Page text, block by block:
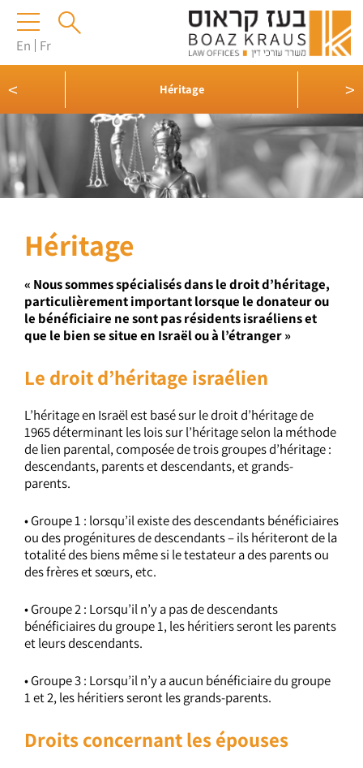
En Fr
< >
Héritage
Héritage
« Nous sommes spécialisés dans le droit d’héritage,
particulièrement important lorsque le donateur ou
le bénéficiaire ne sont pas résidents israéliens et
que le bien se situe en Israël ou à l’étranger »
Le droit d’héritage israélien
L’héritage en Israël est basé sur le droit d’héritage de
1965 déterminant les lois sur l’héritage selon la méthode
de lien parental, composée de trois groupes d’héritage :
descendants, parents et descendants, et grands-
parents.
• Groupe 1 : lorsqu’il existe des descendants bénéficiaires
ou des progénitures de descendants – ils hériteront de la
totalité des biens même si le testateur a des parents ou
des frères et sœurs, etc.
• Groupe 2 : Lorsqu’il n’y a pas de descendants
bénéficiaires du groupe 1, les héritiers seront les parents
et leurs descendants.
• Groupe 3 : Lorsqu’il n’y a aucun bénéficiaire du groupe
1 et 2, les héritiers seront les grands-parents.
Droits concernant les épouses